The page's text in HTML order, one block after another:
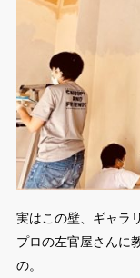
実はこの壁、ギャラ
プロの左官屋さんに
の。